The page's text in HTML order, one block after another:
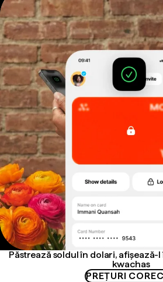
Păstrează soldul în dolari, afișează-
kwachas
PREȚURI